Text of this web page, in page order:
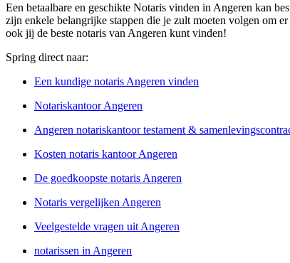
Een betaalbare en geschikte Notaris vinden in Angeren kan
zijn enkele belangrijke stappen die je zult moeten volgen om
ook jij de beste notaris van Angeren kunt vinden!
Spring direct naar:
Een kundige notaris Angeren vinden
Notariskantoor Angeren
Angeren notariskantoor testament &
Kosten notaris kantoor Angeren
De goedkoopste notaris Angeren
Notaris vergelijken Angeren
Veelgestelde vragen uit Angeren
notarissen in Angeren